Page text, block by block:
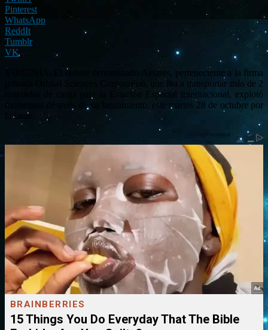
Pinterest
WhatsApp
ReddIt
Tumblr
VK
VIRGINIA. El cohete denominado Antares, perteneciente a la firma
privada Orbital Sciences Corporation, que iba a transportar más de 2
toneladas de carga para la Estación Espacial Internacional, explotó
momentos después de su lanzamiento, este martes 28 de octubre por
la tarde.